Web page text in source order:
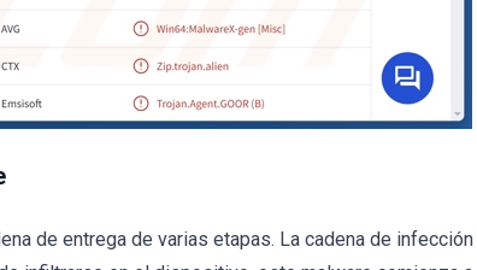
de entrega de varias etapas. La cadena de infección